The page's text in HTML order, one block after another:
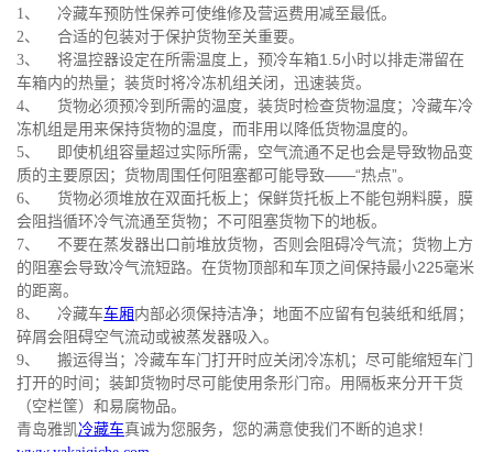
1、
冷藏车预防性保养可使维修及营运费用减至最低。
2、 合适的包装对于保护货物至关重要。
3、
将温控器设定在所需温度上，预冷车箱1.5小时以排走滞留在
车箱内的热量；装货时将冷冻机组关闭，迅速装货。
4、
货物必须预冷到所需的温度，装货时检查货物温度；冷藏车冷
冻机组是用来保持货物的温度，而非用以降低货物温度的。
5、
即使机组容量超过实际所需，空气流通不足也会是导致物品变
质的主要原因；货物周围任何阻塞都可能导致——“热点”。
6、
货物必须堆放在双面托板上；保鲜货托板上不能包朔料膜，膜
会阻挡循环冷气流通至货物；不可阻塞货物下的地板。
7、
不要在蒸发器出口前堆放货物，否则会阻碍冷气流；货物上方
的阻塞会导致冷气流短路。在货物顶部和车顶之间保持最小225毫米
的距离。
8、 冷藏车车厢内部必须保持洁净；地面不应留有包装纸和纸屑；
碎屑会阻碍空气流动或被蒸发器吸入。
9、
搬运得当；冷藏车车门打开时应关闭冷冻机；尽可能缩短车门
打开的时间；装卸货物时尽可能使用条形门帘。用隔板来分开干货
（空栏筐）和易腐物品。
青岛雅凯 冷藏车真诚为您服务，您的满意使我们不断的追求！